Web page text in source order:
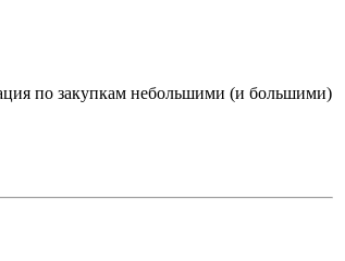
по закупкам небольшими (и большими)